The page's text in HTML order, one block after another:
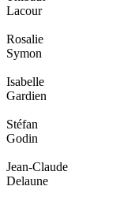
Lacour
Rosalie
Symon
Isabelle
Gardien
Stéfan
Godin
Jean-Claude
Delaune